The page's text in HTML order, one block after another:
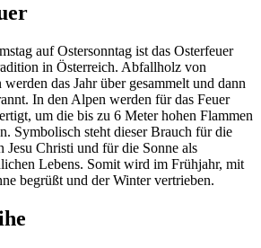
auf Ostersonntag ist das Osterfeuer
in Österreich. Abfallholz von
das Jahr über gesammelt und dann
In den Alpen werden für das Feuer
um die bis zu 6 Meter hohen Flammen
Symbolisch steht dieser Brauch für die
Jesu Christi und für die Sonne als
Lebens. Somit wird im Frühjahr, mit
begrüßt und der Winter vertrieben.